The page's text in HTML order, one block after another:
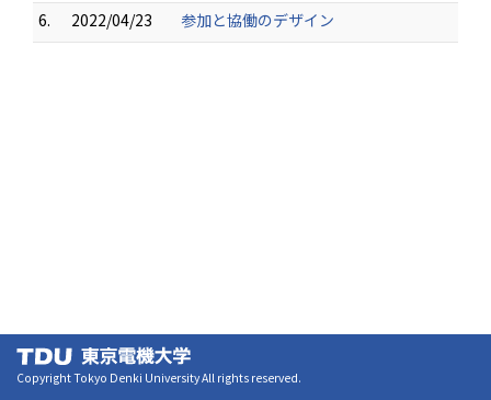
6.
2022/04/23 参加と協働のデザイン
Copyright Tokyo Denki University All rights reserved.